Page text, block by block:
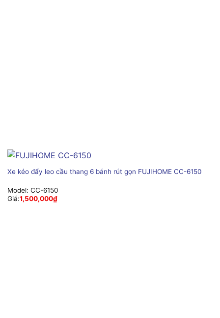
Xe kéo đẩy leo cầu thang 6 bánh rút gọn FUJIHOME CC-6150
Model: CC-6150
Giá:1,500,000₫